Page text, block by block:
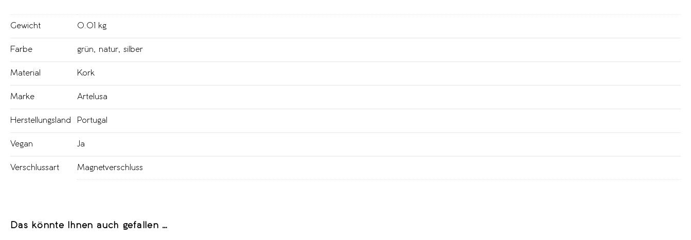
Gewicht 0.01 kg
Farbe grün, natur, silber
Material Kork
Marke Artelusa
Herstellungsland Portugal
Vegan Ja
Verschlussart Magnetverschluss
Das könnte Ihnen auch gefallen …